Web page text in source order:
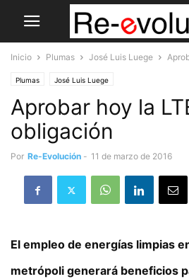
Inicio Plumas José Luis Luege
Plumas José Luis Luege
Aprobar hoy la
obligación
Por Re-Evolución - 11 de marzo de 2016
El empleo de energías limpias
metrópoli generará beneficios